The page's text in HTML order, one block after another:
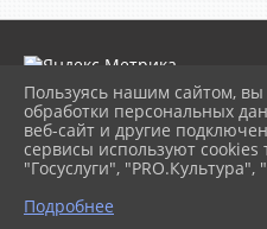
2026 г. museumkam.ru
Вход
Карта сайта
Политика обработки
Пользуясь нашим сайтом, вы
обработки персональных
веб-сайт и другие
сервисы используют cookies
"Госуслуги",
Подробнее